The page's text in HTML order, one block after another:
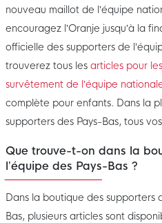
nouveau maillot de l’équipe
encouragez l’Oranje jusqu’à la
officielle des supporters de
trouverez tous les articles pour
survêtement de l’équipe
complète pour enfants. Dans la
supporters des Pays-Bas, tous
Que trouve-t-on dans la
l’équipe des Pays-Bas ?
Dans la boutique des supporters
Bas, plusieurs articles sont